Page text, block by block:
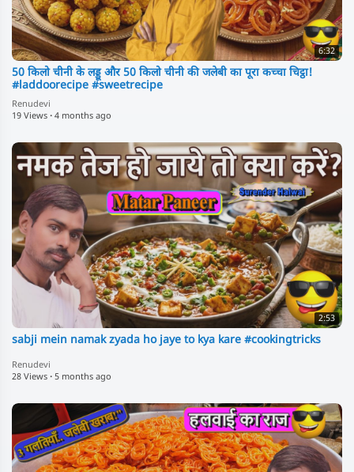
6:32
50 किलो चीनी के लड्डू और 50 किलो चीनी की जलेबी का पूरा कच्चा चिट्ठा!
#laddoorecipe #sweetrecipe
Renudevi
19 Views · 4 months ago
2:53
sabji mein namak zyada ho jaye to kya kare #cookingtricks
Renudevi
28 Views · 5 months ago